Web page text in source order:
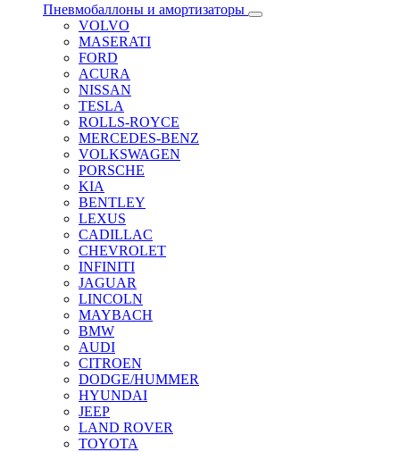
Пневмобаллоны и амортизаторы
VOLVO
MASERATI
FORD
ACURA
NISSAN
TESLA
ROLLS-ROYCE
MERCEDES-BENZ
VOLKSWAGEN
PORSCHE
KIA
BENTLEY
LEXUS
CADILLAC
CHEVROLET
INFINITI
JAGUAR
LINCOLN
MAYBACH
BMW
AUDI
CITROEN
DODGE/HUMMER
HYUNDAI
JEEP
LAND ROVER
TOYOTA